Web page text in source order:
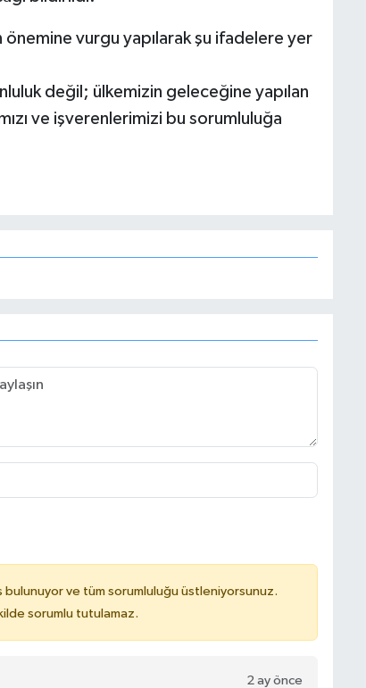
önemine vurgu yapılarak şu ifadelere yer
değil; ülkemizin geleceğine yapılan
ve işverenlerimizi bu sorumluluğa
bulunuyor ve tüm sorumluluğu üstleniyorsunuz.
sorumlu tutulamaz.
2 ay önce